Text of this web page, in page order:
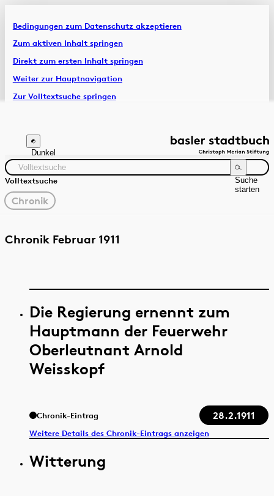
Bedingungen zum Datenschutz akzeptieren
Zum aktiven Inhalt springen
Direkt zum ersten Inhalt springen
Weiter zur Hauptnavigation
Zur Volltextsuche springen
Artikel & Dossiers
Chronik
Dunkel
Volltextsuche
Suche
starten
gewählter
Filter
Chronik
Quelle Zeitraum
Chronik Februar 1911
Die Regierung ernennt zum
Hauptmann der Feuerwehr
Oberleutnant Arnold
Weisskopf
Chronik-Eintrag 28.2.1911
Weitere Details des Chronik-Eintrags anzeigen
Witterung